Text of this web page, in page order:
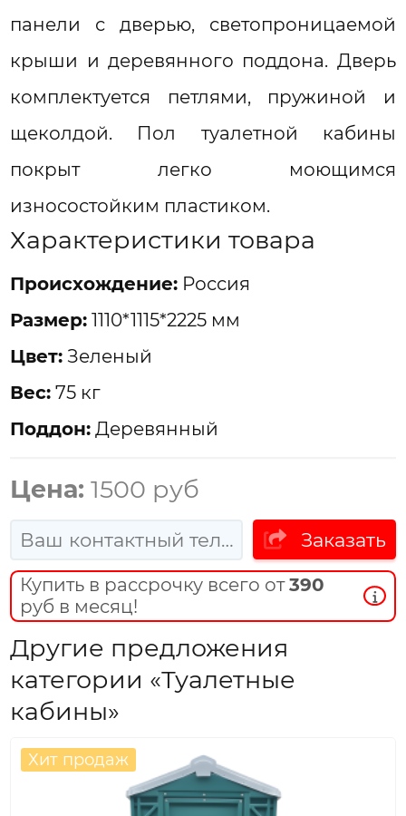
панели с дверью, светопроницаемой
крыши и деревянного поддона. Дверь
комплектуется петлями, пружиной и
щеколдой. Пол туалетной кабины
покрыт легко моющимся
износостойким пластиком.
Характеристики товара
Проиcхождение: Россия
Размер: 1110*1115*2225 мм
Цвет: Зеленый
Вес: 75 кг
Поддон: Деревянный
Цена: 1500 руб
Заказать
Купить в рассрочку всего от390
руб в месяц!
Другие предложения
категории «Туалетные
кабины»
Хит продаж